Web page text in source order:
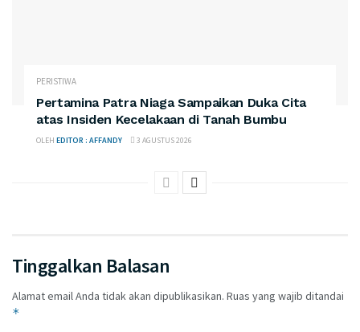
PERISTIWA
Pertamina Patra Niaga Sampaikan Duka Cita
atas Insiden Kecelakaan di Tanah Bumbu
OLEH EDITOR : AFFANDY 3 AGUSTUS 2026
Tinggalkan Balasan
Alamat email Anda tidak akan dipublikasikan. Ruas yang wajib ditandai
*